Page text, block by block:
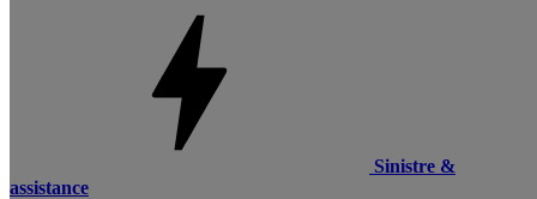
Sinistre &
assistance